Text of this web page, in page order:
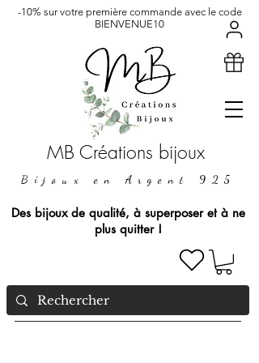
MB Créations bijoux
Bijoux en Argent 925
Des bijoux de qualité, à superposer et à ne
plus quitter !
-10% sur votre première commande avec le code
BIENVENUE10